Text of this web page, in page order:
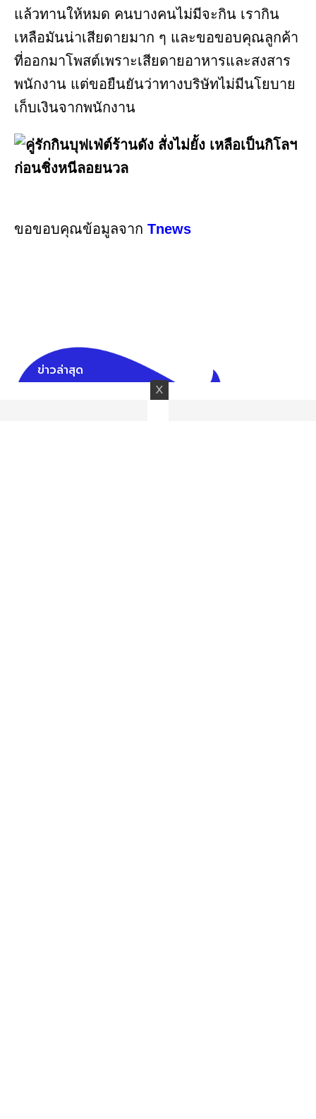
แล้วทานให้หมด คนบางคนไม่มีจะกิน เรากิน
เหลือมันน่าเสียดายมาก ๆ และขอขอบคุณลูกค้า
ที่ออกมาโพสต์เพราะเสียดายอาหารและสงสาร
พนักงาน แต่ขอยืนยันว่าทางบริษัทไม่มีนโยบาย
เก็บเงินจากพนักงาน
ขอขอบคุณข้อมูลจาก Tnews
ข่าวล่าสุด